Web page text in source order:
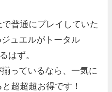
普通にプレイしていた
ュエルがトータル
はず。
っているなら、一気に
超超超お得です！